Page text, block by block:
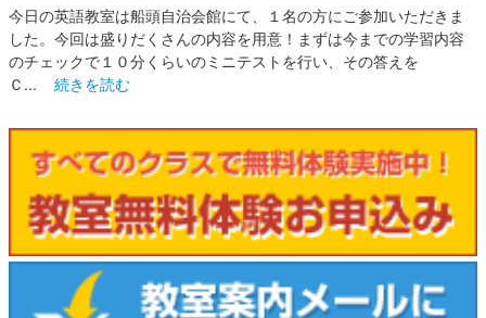
今日の英語教室は船頭自治会館にて、１名の方にご参加いただきま
した。今回は盛りだくさんの内容を用意！まずは今までの学習内容
のチェックで１０分くらいのミニテストを行い、その答えを
Ｃ... 続きを読む